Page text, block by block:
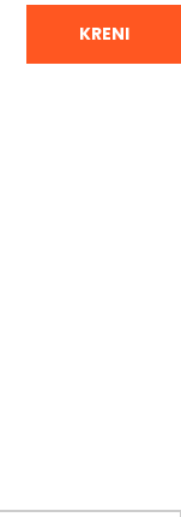
KRENI